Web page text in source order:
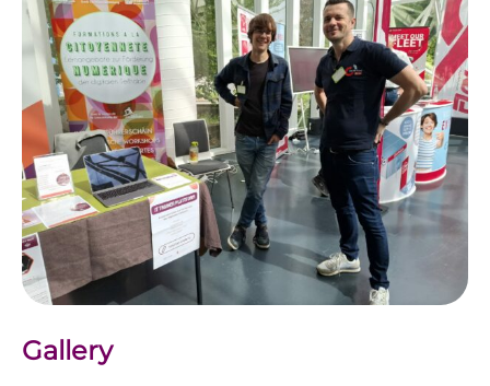
Gallery